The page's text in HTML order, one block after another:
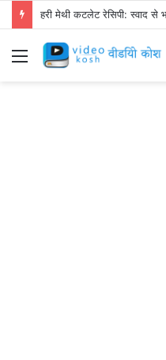
हरी मेथी कटलेट रेसिपी: स्वाद से
Menu